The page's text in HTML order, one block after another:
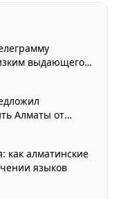
выдающегося
Алматы от
как алматинские
языков